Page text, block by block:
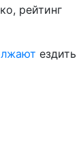
рейтинг
ездить